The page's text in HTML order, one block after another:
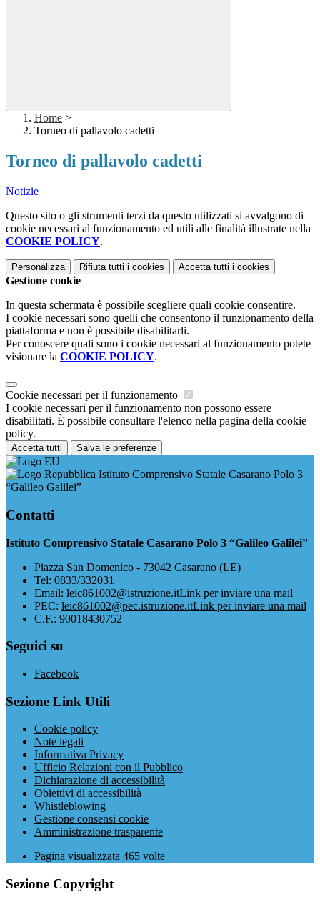
Home >
Torneo di pallavolo cadetti
Torneo di pallavolo cadetti
Notizie
Questo sito o gli strumenti terzi da questo utilizzati si avvalgono di
cookie necessari al funzionamento ed utili alle finalità illustrate nella
COOKIE POLICY.
Personalizza Rifiuta tutti i cookies Accetta tutti i cookies
Gestione cookie
In questa schermata è possibile scegliere quali cookie consentire.
I cookie necessari sono quelli che consentono il funzionamento della
piattaforma e non è possibile disabilitarli.
Per conoscere quali sono i cookie necessari al funzionamento potete
visionare la COOKIE POLICY.
Cookie necessari per il funzionamento
I cookie necessari per il funzionamento non possono essere
disabilitati. È possibile consultare l'elenco nella pagina della cookie
policy.
Accetta tutti Salva le preferenze
Istituto Comprensivo Statale Casarano Polo 3
“Galileo Galilei”
Contatti
Istituto Comprensivo Statale Casarano Polo 3 “Galileo Galilei”
Piazza San Domenico - 73042 Casarano (LE)
Tel: 0833/332031
Email: leic861002@istruzione.itLink per inviare una mail
PEC: leic861002@pec.istruzione.itLink per inviare una mail
C.F.: 90018430752
Seguici su
Facebook
Sezione Link Utili
Cookie policy
Note legali
Informativa Privacy
Ufficio Relazioni con il Pubblico
Dichiarazione di accessibilità
Obiettivi di accessibilità
Whistleblowing
Gestione consensi cookie
Amministrazione trasparente
Pagina visualizzata 465 volte
Sezione Copyright